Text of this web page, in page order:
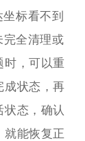
标看不到
完全清理或
时，可以重
成状态，再
态，确认
就能恢复正